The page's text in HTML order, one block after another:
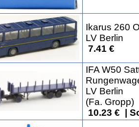
Ikarus 260
LV Berlin
7.41 €
IFA W50
LV Berlin
(Fa. Gropp)
10.23 € |